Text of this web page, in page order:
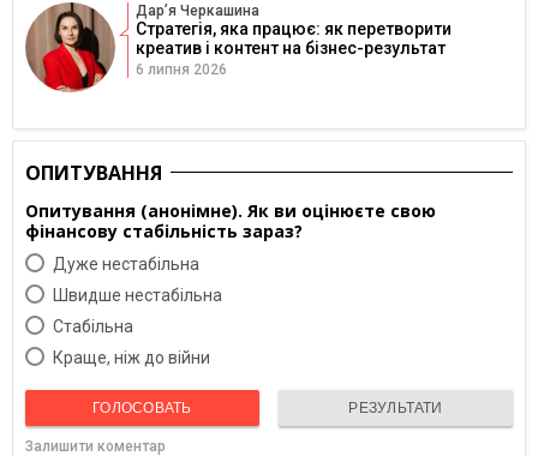
Дарʼя Черкашина
Стратегія, яка працює: як перетворити
креатив і контент на бізнес-результат
6 липня 2026
ОПИТУВАННЯ
Опитування (анонімне). Як ви оцінюєте свою
фінансову стабільність зараз?
Дуже нестабільна
Швидше нестабільна
Cтабільна
Краще, ніж до війни
ГОЛОСОВАТЬ РЕЗУЛЬТАТИ
Залишити коментар